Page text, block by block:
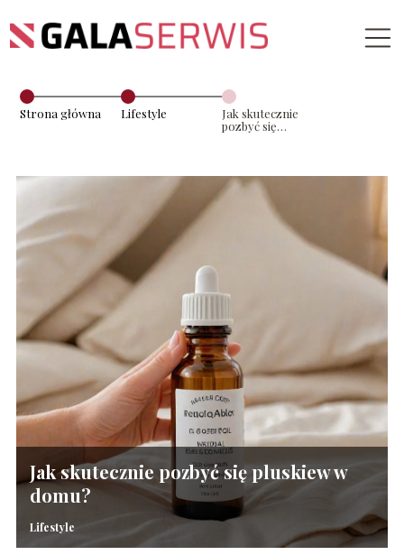
Strona główna Lifestyle
Jak skutecznie
pozbyć się
Jak skutecznie pozbyć się pluskiew w
domu?
Lifestyle